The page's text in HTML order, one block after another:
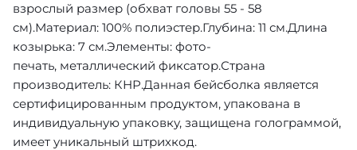
взрослый размер (обхват головы 55 - 58
см).Материал: 100% полиэстер.Глубина: 11 см.Длина
козырька: 7 см.Элементы: фото-
печать, металлический фиксатор.Страна
производитель: КНР.Данная бейсболка является
сертифицированным продуктом, упакована в
индивидуальную упаковку, защищена голограммой,
имеет уникальный штрихкод.